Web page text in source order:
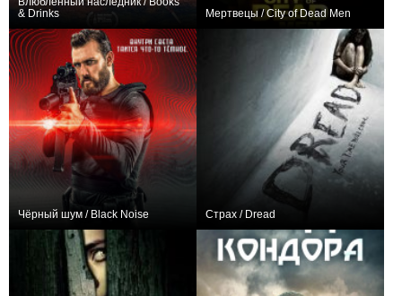
& Drinks
Мертвецы / City of Dead Men
Чёрный шум / Black Noise Страх / Dread